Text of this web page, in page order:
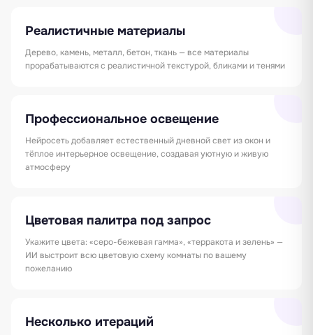
Реалистичные материалы
Дерево, камень, металл, бетон, ткань — все материалы
прорабатываются с реалистичной текстурой, бликами и тенями
Профессиональное освещение
Нейросеть добавляет естественный дневной свет из окон и
тёплое интерьерное освещение, создавая уютную и живую
атмосферу
Цветовая палитра под запрос
Укажите цвета: «серо-бежевая гамма», «терракота и зелень» —
ИИ выстроит всю цветовую схему комнаты по вашему
пожеланию
Несколько итераций